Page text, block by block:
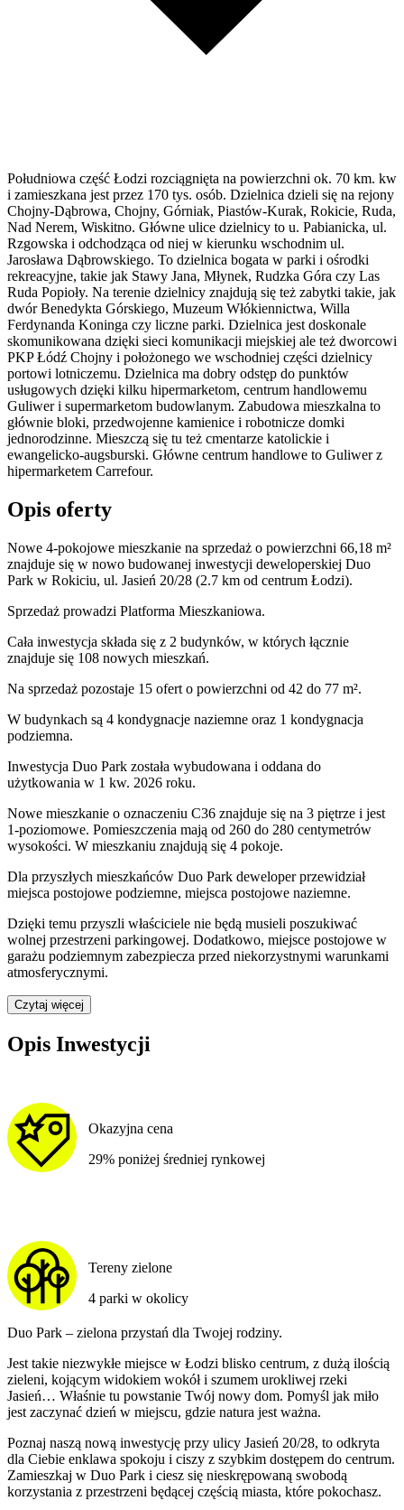
Południowa część Łodzi rozciągnięta na powierzchni ok. 70 km. kw
i zamieszkana jest przez 170 tys. osób. Dzielnica dzieli się na rejony
Chojny-Dąbrowa, Chojny, Górniak, Piastów-Kurak, Rokicie, Ruda,
Nad Nerem, Wiskitno. Główne ulice dzielnicy to u. Pabianicka, ul.
Rzgowska i odchodząca od niej w kierunku wschodnim ul.
Jarosława Dąbrowskiego. To dzielnica bogata w parki i ośrodki
rekreacyjne, takie jak Stawy Jana, Młynek, Rudzka Góra czy Las
Ruda Popioły. Na terenie dzielnicy znajdują się też zabytki takie, jak
dwór Benedykta Górskiego, Muzeum Włókiennictwa, Willa
Ferdynanda Koninga czy liczne parki. Dzielnica jest doskonale
skomunikowana dzięki sieci komunikacji miejskiej ale też dworcowi
PKP Łódź Chojny i położonego we wschodniej części dzielnicy
portowi lotniczemu. Dzielnica ma dobry odstęp do punktów
usługowych dzięki kilku hipermarketom, centrum handlowemu
Guliwer i supermarketom budowlanym. Zabudowa mieszkalna to
głównie bloki, przedwojenne kamienice i robotnicze domki
jednorodzinne. Mieszczą się tu też cmentarze katolickie i
ewangelicko-augsburski. Główne centrum handlowe to Guliwer z
hipermarketem Carrefour.
Opis oferty
Nowe 4-pokojowe mieszkanie na sprzedaż o powierzchni 66,18 m²
znajduje się w nowo budowanej inwestycji deweloperskiej Duo
Park w Rokiciu, ul. Jasień 20/28 (2.7 km od centrum Łodzi).
Sprzedaż prowadzi Platforma Mieszkaniowa.
Cała inwestycja składa się z 2 budynków, w których łącznie
znajduje się 108 nowych mieszkań.
Na sprzedaż pozostaje 15 ofert o powierzchni od 42 do 77 m².
W budynkach są 4 kondygnacje naziemne oraz 1 kondygnacja
podziemna.
Inwestycja Duo Park została wybudowana i oddana do
użytkowania w 1 kw. 2026 roku.
Nowe mieszkanie o oznaczeniu C36 znajduje się na 3 piętrze i jest
1-poziomowe. Pomieszczenia mają od 260 do 280 centymetrów
wysokości. W mieszkaniu znajdują się 4 pokoje.
Dla przyszłych mieszkańców Duo Park deweloper przewidział
miejsca postojowe podziemne, miejsca postojowe naziemne.
Dzięki temu przyszli właściciele nie będą musieli poszukiwać
wolnej przestrzeni parkingowej. Dodatkowo, miejsce postojowe w
garażu podziemnym zabezpiecza przed niekorzystnymi warunkami
atmosferycznymi.
Czytaj więcej
Opis Inwestycji
Okazyjna cena
29% poniżej średniej rynkowej
Tereny zielone
4 parki w okolicy
Duo Park – zielona przystań dla Twojej rodziny.
Jest takie niezwykłe miejsce w Łodzi blisko centrum, z dużą ilością
zieleni, kojącym widokiem wokół i szumem urokliwej rzeki
Jasień… Właśnie tu powstanie Twój nowy dom. Pomyśl jak miło
jest zaczynać dzień w miejscu, gdzie natura jest ważna.
Poznaj naszą nową inwestycję przy ulicy Jasień 20/28, to odkryta
dla Ciebie enklawa spokoju i ciszy z szybkim dostępem do centrum.
Zamieszkaj w Duo Park i ciesz się nieskrępowaną swobodą
korzystania z przestrzeni będącej częścią miasta, które pokochasz.